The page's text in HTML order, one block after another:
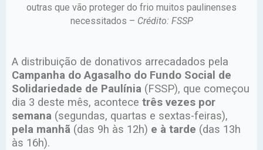
outras que vão proteger do frio muitos paulinenses
necessitados – Crédito: FSSP
A distribuição de donativos arrecadados pela
Campanha do Agasalho do Fundo Social de
Solidariedade de Paulínia (FSSP), que começou
dia 3 deste mês, acontece três vezes por
semana (segundas, quartas e sextas-feiras),
pela manhã (das 9h às 12h) e à tarde (das 13h
às 16h).